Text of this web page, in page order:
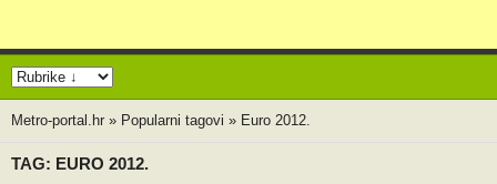
Metro-portal.hr » Popularni tagovi » Euro 2012.
TAG: EURO 2012.